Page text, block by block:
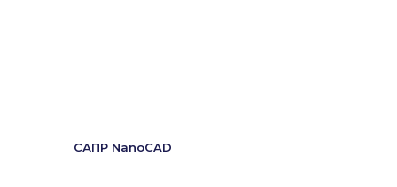
САПР NanoCAD